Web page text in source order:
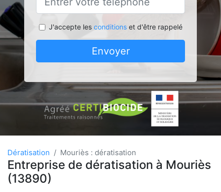
J'accepte les conditionset d'être rappelé
Envoyer
Dératisation Mouriès : dératisation
Entreprise de dératisation à Mouriès
(13890)